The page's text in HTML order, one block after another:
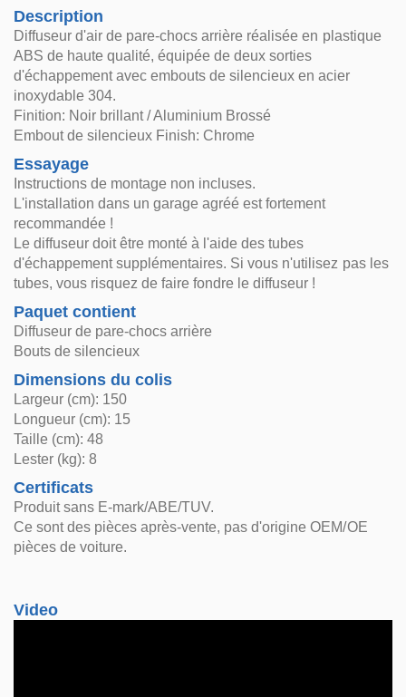
Description
Diffuseur d'air de pare-chocs arrière réalisée en plastique
ABS de haute qualité, équipée de deux sorties
d'échappement avec embouts de silencieux en acier
inoxydable 304.
Finition: Noir brillant / Aluminium Brossé
Embout de silencieux Finish: Chrome
Essayage
Instructions de montage non incluses.
L'installation dans un garage agréé est fortement
recommandée !
Le diffuseur doit être monté à l'aide des tubes
d'échappement supplémentaires. Si vous n'utilisez pas les
tubes, vous risquez de faire fondre le diffuseur !
Paquet contient
Diffuseur de pare-chocs arrière
Bouts de silencieux
Dimensions du colis
Largeur (cm): 150
Longueur (cm): 15
Taille (cm): 48
Lester (kg): 8
Certificats
Produit sans E-mark/ABE/TUV.
Ce sont des pièces après-vente, pas d'origine OEM/OE
pièces de voiture.
Video